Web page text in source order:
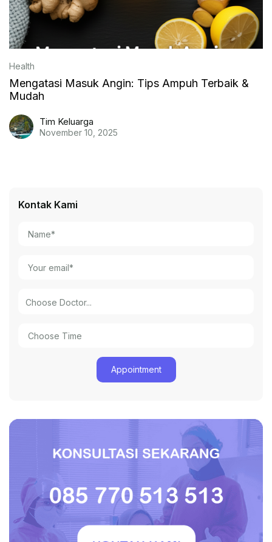
Health
Mengatasi Masuk Angin: Tips Ampuh Terbaik &
Mudah
Tim Keluarga
November 10, 2025
Kontak Kami